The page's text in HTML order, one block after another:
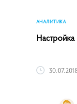
АНАЛИТИКА